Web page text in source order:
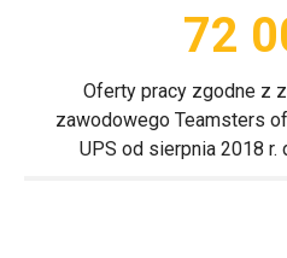
72
Oferty pracy zgodne z
zawodowego Teamsters
UPS od sierpnia 2018 r.